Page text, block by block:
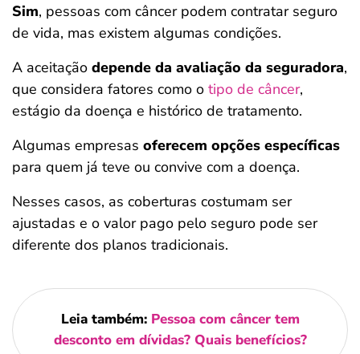
Sim, pessoas com câncer podem contratar seguro
de vida, mas existem algumas condições.
A aceitação depende da avaliação da seguradora,
que considera fatores como o tipo de câncer,
estágio da doença e histórico de tratamento.
Algumas empresas oferecem opções específicas
para quem já teve ou convive com a doença.
Nesses casos, as coberturas costumam ser
ajustadas e o valor pago pelo seguro pode ser
diferente dos planos tradicionais.
Leia também: Pessoa com câncer tem
desconto em dívidas? Quais benefícios?